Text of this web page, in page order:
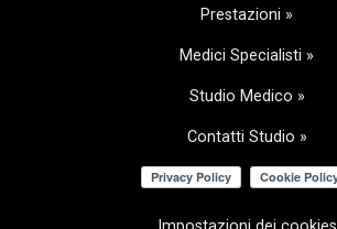
Prestazioni »
Medici Specialisti »
Studio Medico »
Contatti Studio »